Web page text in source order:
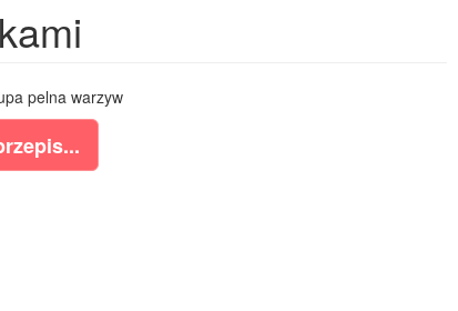
pelna warzyw